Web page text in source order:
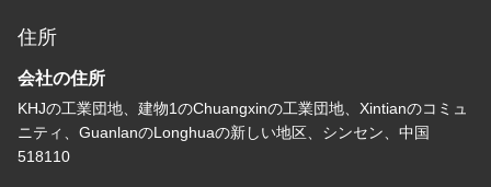
住所
会社の住所
KHJの工業団地、建物1のChuangxinの工業団地、Xintianのコミュ
ニティ、GuanlanのLonghuaの新しい地区、シンセン、中国
518110